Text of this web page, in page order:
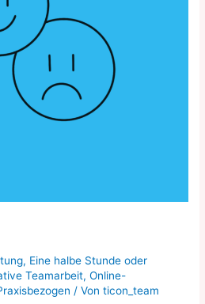
, Eine halbe Stunde oder
Teamarbeit,Online-
/ Vonticon_team